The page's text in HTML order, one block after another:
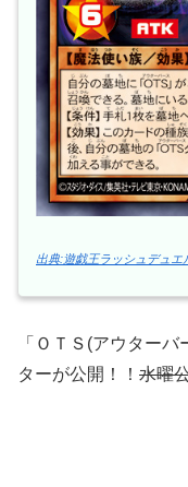
出典:遊戯王ラッシュデュエ
「ＯＴＳ(アウター
ターが公開！！ 水曜